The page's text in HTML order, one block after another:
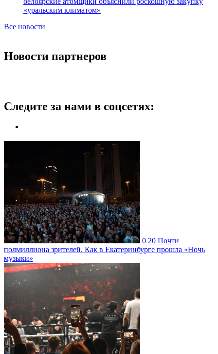
«уральским климатом»
Все новости
Новости партнеров
Следите за нами в соцсетях:
0 20 Почти
полмиллиона зрителей. Как в Екатеринбурге прошла «Ночь
музыки»